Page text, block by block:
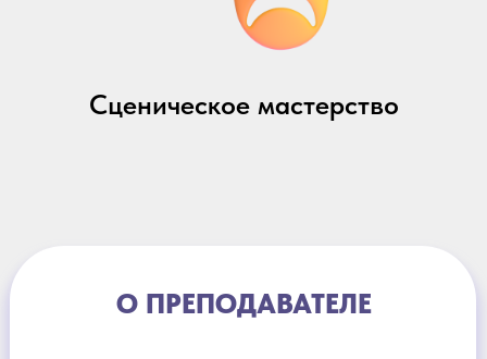
Сценическое мастерство
О ПРЕПОДАВАТЕЛЕ